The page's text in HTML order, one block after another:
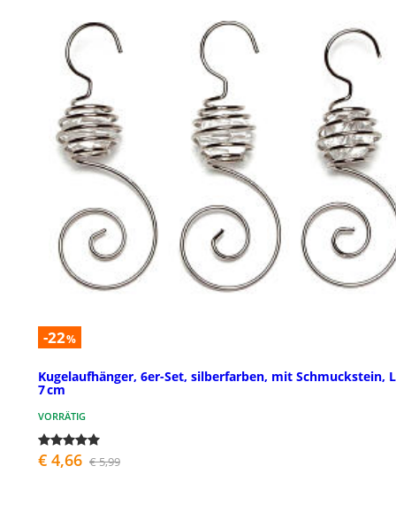
-22%
Kugelaufhänger, 6er-Set, silberfarben, mit Schmuckstein, L
7 cm
VORRÄTIG
€ 4,66 € 5,99